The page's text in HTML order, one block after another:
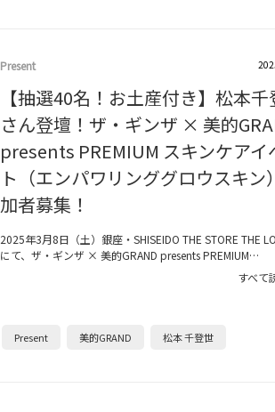
Present
【抽選40名！お土産付き】松本
さん登壇！ザ・ギンザ × 美的
presents PREMIUM スキンケアイ
ト（エンパワリンググロウスキン
加者募集！
2025年3月8日（土）銀座・SHISEIDO THE STORE THE
にて、ザ・ギンザ × 美的GRAND presents PREMIUM…
すべて
Present 美的GRAND 松本 千登世